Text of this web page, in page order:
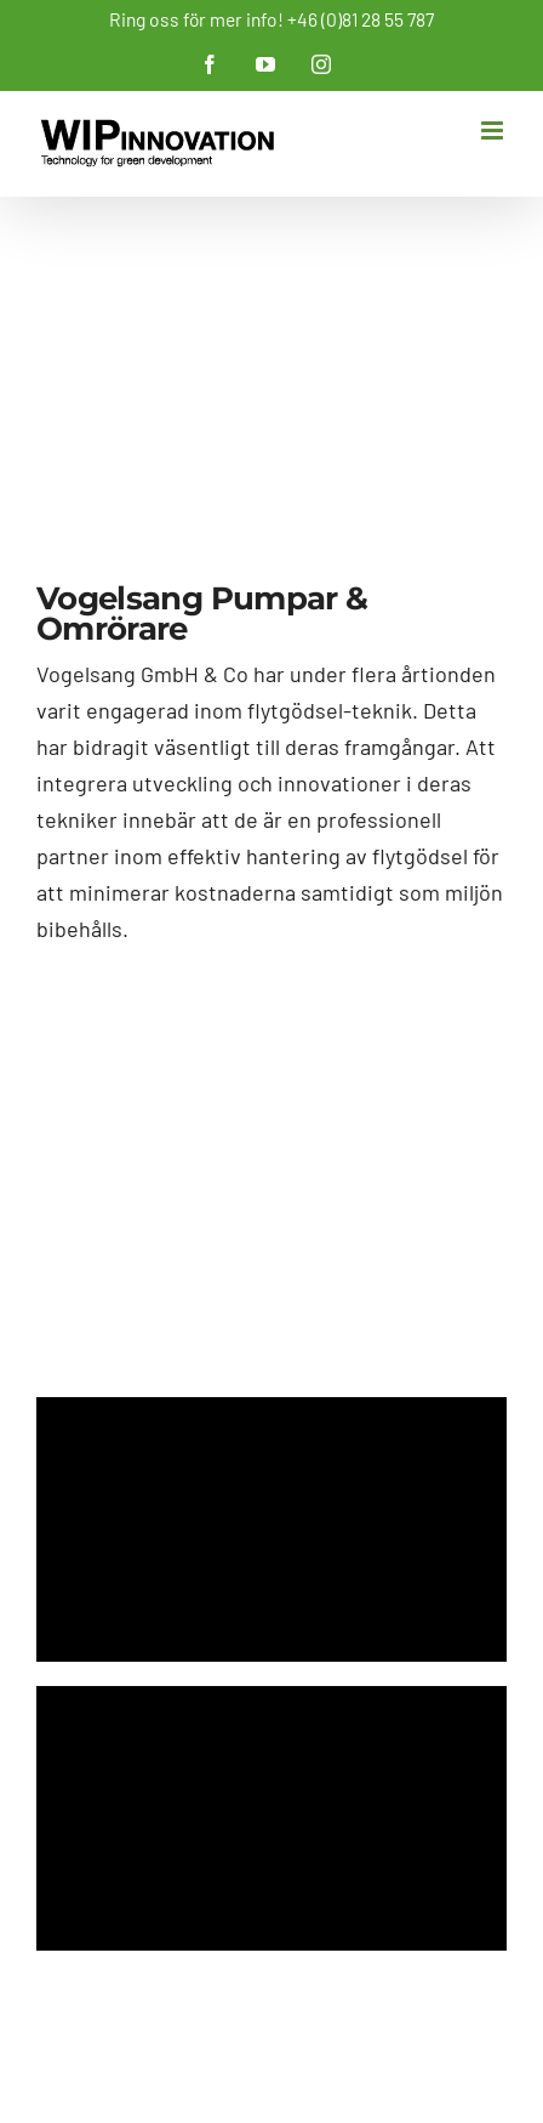
innehållet
Ring oss för mer info! +46 (0)81 28 55 787
FacebookYouTubeInstagram
Vogelsang Pumpar &
Omrörare
Vogelsang GmbH & Co har under flera årtionden
varit engagerad inom flytgödsel-teknik. Detta
har bidragit väsentligt till deras framgångar. Att
integrera utveckling och innovationer i deras
tekniker innebär att de är en professionell
partner inom effektiv hantering av flytgödsel för
att minimerar kostnaderna samtidigt som miljön
bibehålls.